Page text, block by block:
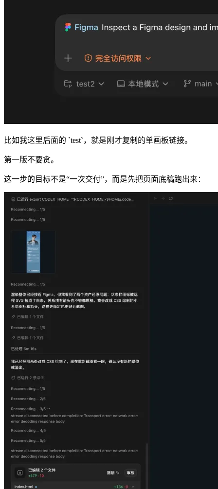
比如我这里后面的 `test`，就是刚才复制的单画板链接。
第一版不要贪。
这一步的目标不是“一次交付”，而是先把页面底稿跑出来：